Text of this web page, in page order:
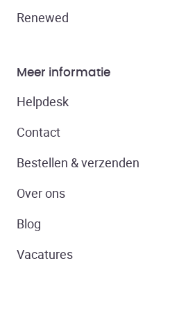
Renewed
Meer informatie
Helpdesk
Contact
Bestellen & verzenden
Over ons
Blog
Vacatures